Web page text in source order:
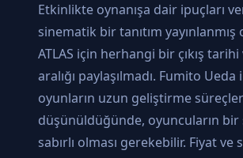
Etkinlikte oynanışa dair ipuçları
sinematik bir tanıtım yayınlanmış
ATLAS için herhangi bir çıkış
aralığı paylaşılmadı. Fumito Ueda
oyunların uzun geliştirme
düşünüldüğünde, oyuncuların bir
sabırlı olması gerekebilir. Fiyat ve